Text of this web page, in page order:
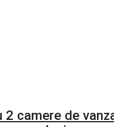
camere de